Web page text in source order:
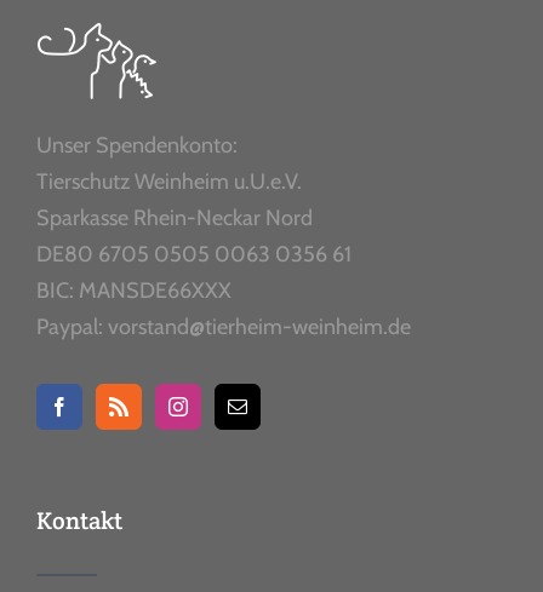
Unser Spendenkonto:
Tierschutz Weinheim u.U.e.V.
Sparkasse Rhein-Neckar Nord
DE80 6705 0505 0063 0356 61
BIC: MANSDE66XXX
Paypal: vorstand@tierheim-weinheim.de
Kontakt